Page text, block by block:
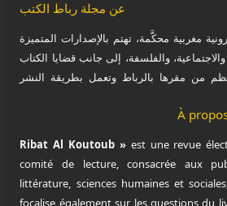
عن مجلة رباط الكتب
مغربية محكَّمة، تهتم بالإصدارات المتميزة
والفلسفة، إلى جانب قضايا الكتاب
من مقرها بالرباط وتعمل بطريقة النشر
À
est une revue
comité de lecture, consacrée aux
littérature, sciences humaines et
focalise également sur les questions du